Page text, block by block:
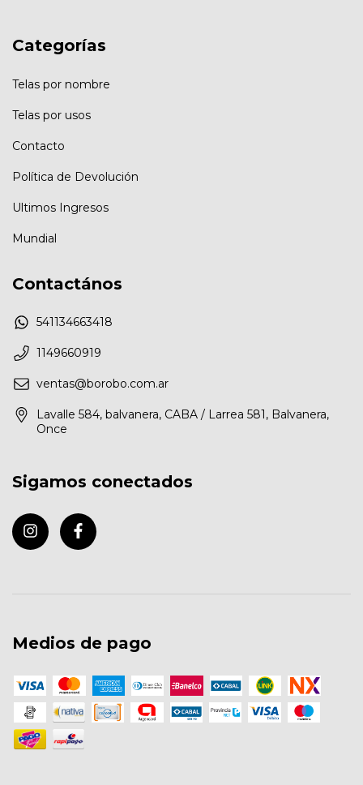
Categorías
Telas por nombre
Telas por usos
Contacto
Política de Devolución
Ultimos Ingresos
Mundial
Contactános
541134663418
1149660919
ventas@borobo.com.ar
Lavalle 584, balvanera, CABA / Larrea 581, Balvanera,
Once
Sigamos conectados
Medios de pago